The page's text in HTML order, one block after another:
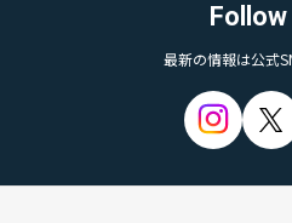
Follow
最新の情報は公式